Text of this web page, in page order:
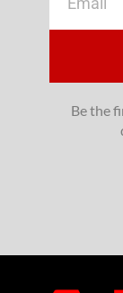
Be the